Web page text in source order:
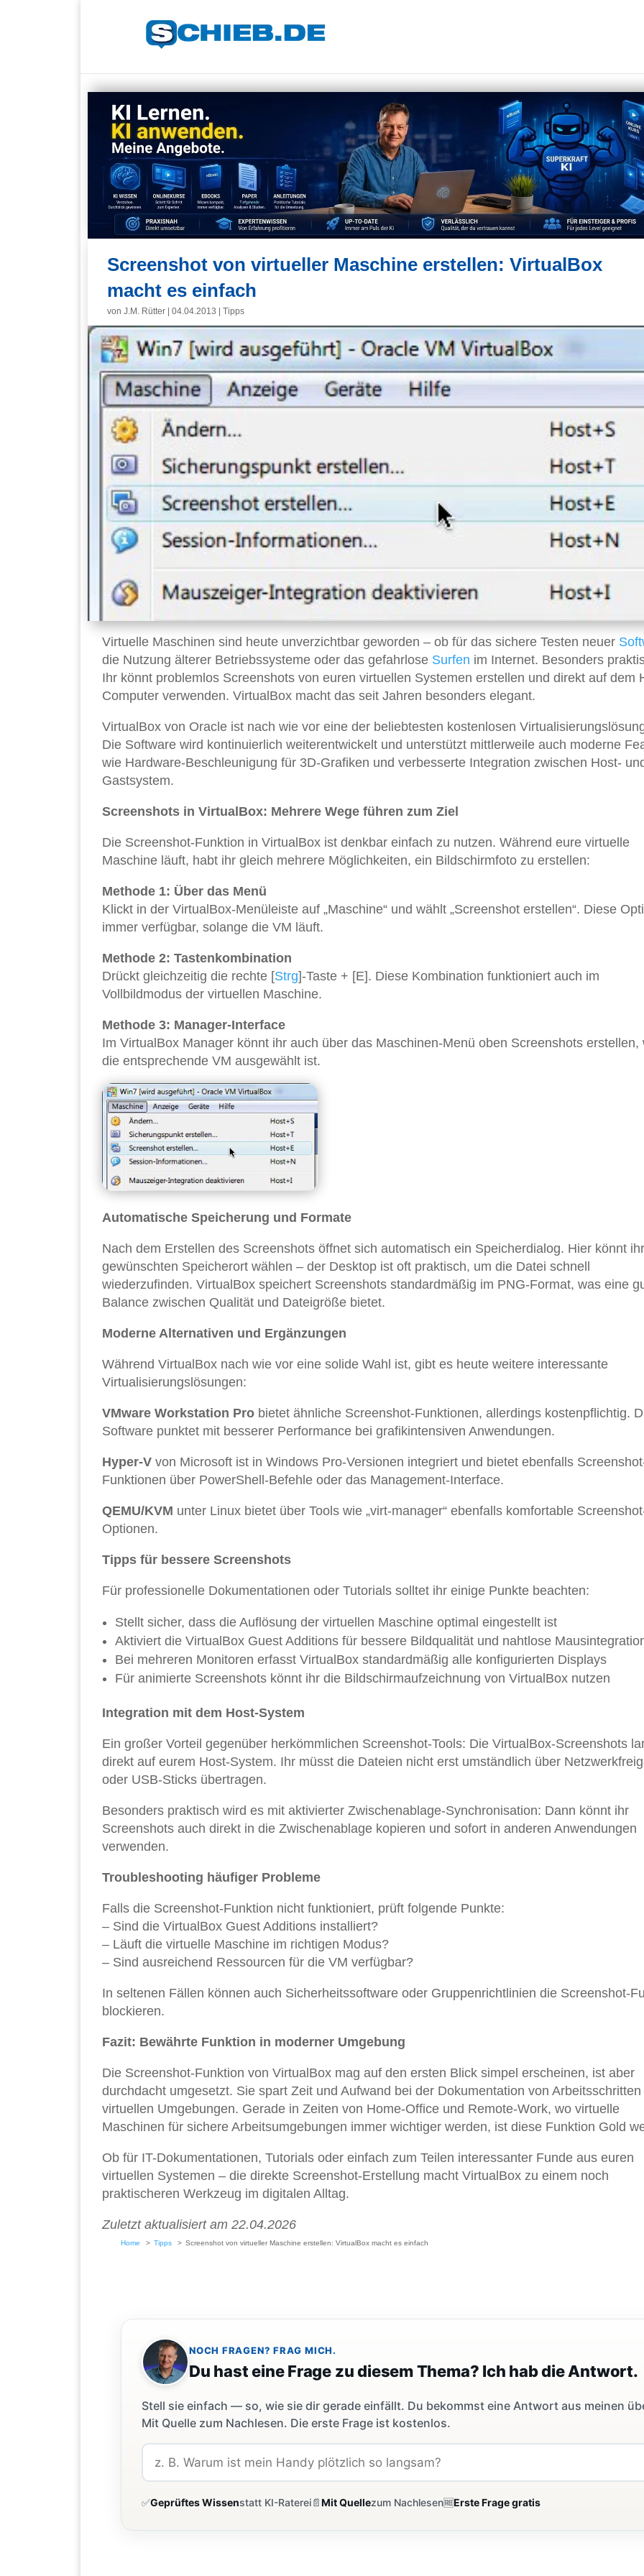
Screenshot von virtueller Maschine erstellen: VirtualBox
macht es einfach
von J.M. Rütter 04.04.2013 Tipps
Virtuelle Maschinen sind heute unverzichtbar geworden – ob für das sichere Testen neuer
die Nutzung älterer Betriebssysteme oder das gefahrlose Surfen im Internet. Besonders
Ihr könnt problemlos Screenshots von euren virtuellen Systemen erstellen und direkt auf dem
Computer verwenden. VirtualBox macht das seit Jahren besonders elegant.
VirtualBox von Oracle ist nach wie vor eine der beliebtesten kostenlosen
Die Software wird kontinuierlich weiterentwickelt und unterstützt mittlerweile auch moderne
wie Hardware-Beschleunigung für 3D-Grafiken und verbesserte Integration zwischen Host-
Gastsystem.
Screenshots in VirtualBox: Mehrere Wege führen zum Ziel
Die Screenshot-Funktion in VirtualBox ist denkbar einfach zu nutzen. Während eure virtuelle
Maschine läuft, habt ihr gleich mehrere Möglichkeiten, ein Bildschirmfoto zu erstellen:
Methode 1: Über das Menü
Klickt in der VirtualBox-Menüleiste auf „Maschine“ und wählt „Screenshot erstellen“. Diese
immer verfügbar, solange die VM läuft.
Methode 2: Tastenkombination
Drückt gleichzeitig die rechte [Strg]-Taste + [E]. Diese Kombination funktioniert auch im
Vollbildmodus der virtuellen Maschine.
Methode 3: Manager-Interface
Im VirtualBox Manager könnt ihr auch über das Maschinen-Menü oben Screenshots erstellen,
die entsprechende VM ausgewählt ist.
Automatische Speicherung und Formate
Nach dem Erstellen des Screenshots öffnet sich automatisch ein Speicherdialog. Hier könnt
gewünschten Speicherort wählen – der Desktop ist oft praktisch, um die Datei schnell
wiederzufinden. VirtualBox speichert Screenshots standardmäßig im PNG-Format, was eine
Balance zwischen Qualität und Dateigröße bietet.
Moderne Alternativen und Ergänzungen
Während VirtualBox nach wie vor eine solide Wahl ist, gibt es heute weitere interessante
Virtualisierungslösungen:
VMware Workstation Pro bietet ähnliche Screenshot-Funktionen, allerdings kostenpflichtig.
Software punktet mit besserer Performance bei grafikintensiven Anwendungen.
Hyper-V von Microsoft ist in Windows Pro-Versionen integriert und bietet ebenfalls
Funktionen über PowerShell-Befehle oder das Management-Interface.
QEMU/KVM unter Linux bietet über Tools wie „virt-manager“ ebenfalls komfortable
Optionen.
Tipps für bessere Screenshots
Für professionelle Dokumentationen oder Tutorials solltet ihr einige Punkte beachten:
Stellt sicher, dass die Auflösung der virtuellen Maschine optimal eingestellt ist
Aktiviert die VirtualBox Guest Additions für bessere Bildqualität und nahtlose
Bei mehreren Monitoren erfasst VirtualBox standardmäßig alle konfigurierten Displays
Für animierte Screenshots könnt ihr die Bildschirmaufzeichnung von VirtualBox nutzen
Integration mit dem Host-System
Ein großer Vorteil gegenüber herkömmlichen Screenshot-Tools: Die VirtualBox-Screenshots
direkt auf eurem Host-System. Ihr müsst die Dateien nicht erst umständlich über
oder USB-Sticks übertragen.
Besonders praktisch wird es mit aktivierter Zwischenablage-Synchronisation: Dann könnt ihr
Screenshots auch direkt in die Zwischenablage kopieren und sofort in anderen Anwendungen
verwenden.
Troubleshooting häufiger Probleme
Falls die Screenshot-Funktion nicht funktioniert, prüft folgende Punkte:
– Sind die VirtualBox Guest Additions installiert?
– Läuft die virtuelle Maschine im richtigen Modus?
– Sind ausreichend Ressourcen für die VM verfügbar?
In seltenen Fällen können auch Sicherheitssoftware oder Gruppenrichtlinien die Screenshot-
blockieren.
Fazit: Bewährte Funktion in moderner Umgebung
Die Screenshot-Funktion von VirtualBox mag auf den ersten Blick simpel erscheinen, ist aber
durchdacht umgesetzt. Sie spart Zeit und Aufwand bei der Dokumentation von Arbeitsschritten
virtuellen Umgebungen. Gerade in Zeiten von Home-Office und Remote-Work, wo virtuelle
Maschinen für sichere Arbeitsumgebungen immer wichtiger werden, ist diese Funktion Gold
Ob für IT-Dokumentationen, Tutorials oder einfach zum Teilen interessanter Funde aus euren
virtuellen Systemen – die direkte Screenshot-Erstellung macht VirtualBox zu einem noch
praktischeren Werkzeug im digitalen Alltag.
Zuletzt aktualisiert am 22.04.2026
Home Tipps Screenshot von virtueller Maschine erstellen: VirtualBox macht es einfach
NOCH FRAGEN? FRAG MICH.
Du hast eine Frage zu diesem Thema? Ich hab die Antwort.
Stell sie einfach — so, wie sie dir gerade einfällt. Du bekommst eine Antwort aus meinen
Mit Quelle zum Nachlesen. Die erste Frage ist kostenlos.
✅Geprüftes Wissenstatt KI-Raterei📄Mit Quellezum Nachlesen🆓Erste Frage gratis